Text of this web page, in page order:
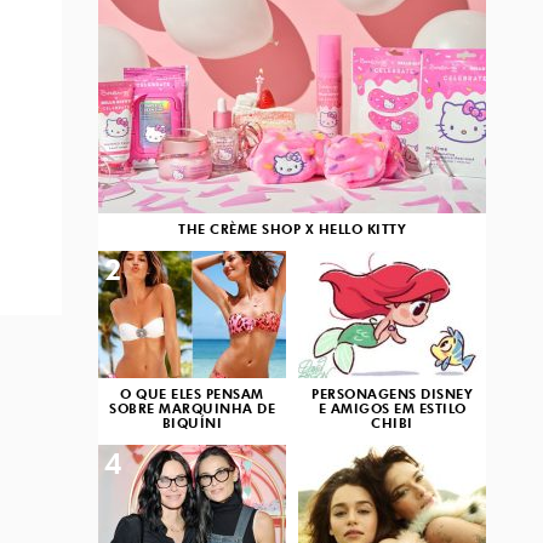
THE CRÈME SHOP X HELLO KITTY
O QUE ELES PENSAM
SOBRE MARQUINHA DE
BIQUÍNI
2
PERSONAGENS DISNEY
E AMIGOS EM ESTILO
CHIBI
3
4